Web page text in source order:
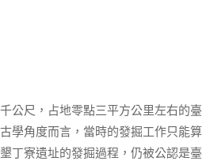
公尺，占地零點三平方公里左右的臺
學角度而言，當時的發掘工作只能算
丁寮遺址的發掘過程，仍被公認是臺